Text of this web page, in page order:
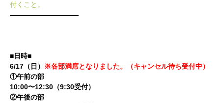
付くこと。
——————————
■日時■
6/17（日）
※各部満席となりました。（キャンセル待ち受付中）
①午前の部
10:00〜12:30（9:30受付）
②午後の部